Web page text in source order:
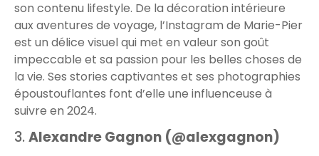
son contenu lifestyle. De la décoration intérieure
aux aventures de voyage, l’Instagram de Marie-Pier
est un délice visuel qui met en valeur son goût
impeccable et sa passion pour les belles choses de
la vie. Ses stories captivantes et ses photographies
époustouflantes font d’elle une influenceuse à
suivre en 2024.
3.Alexandre Gagnon (@alexgagnon)